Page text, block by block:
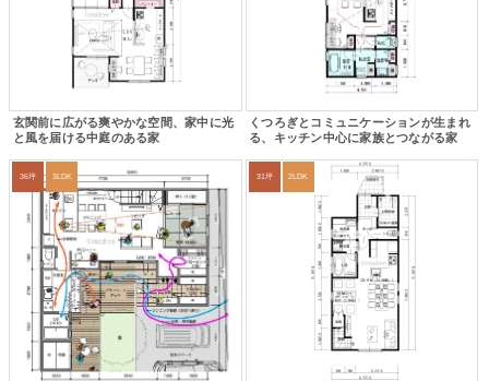
玄関前に広がる爽やかな空間、家中に光
と風を届ける中庭のある家
くつろぎとコミュニケーションが生まれ
る、キッチン中心に家族とつながる家
36坪 3LDK 31坪 2LDK